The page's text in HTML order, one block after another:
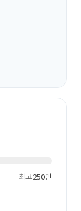
최고250만